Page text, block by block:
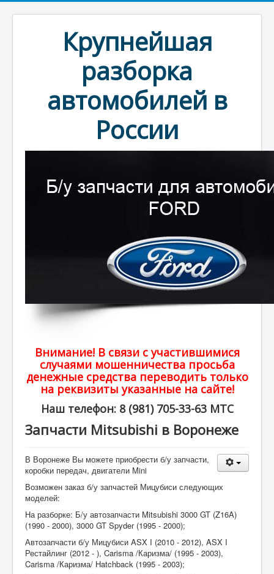
Крупнейшая
разборка
автомобилей в
России
Внимание! В связи с участившимися
случаями мошенничества просьба
денежные средства переводить только
на реквизиты указанные на сайте!
Наш телефон: 8 (981) 705-33-63 МТС
Запчасти Mitsubishi в Воронеже
В Воронеже Вы можете приобрести б/у запчасти,
коробки передач, двигатели Mini
Возможен заказ б/у запчастей Мицубиси следующих
моделей:
На разборке: Б/у автозапчасти Mitsubishi 3000 GT (Z16A)
(1990 - 2000), 3000 GT Spyder (1995 - 2000);
Автозапчасти б/у Мицубиси ASX I (2010 - 2012), ASX I
Рестайлинг (2012 - ), Carisma /Каризма/ (1995 - 2003),
Carisma /Каризма/ Hatchback (1995 - 2003);